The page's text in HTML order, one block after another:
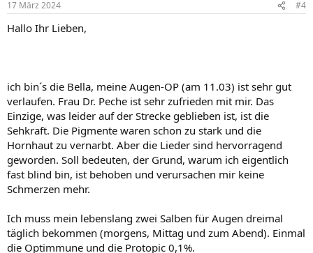
17 März 2024 #4
Hallo Ihr Lieben,
ich bin´s die Bella, meine Augen-OP (am 11.03) ist sehr gut
verlaufen. Frau Dr. Peche ist sehr zufrieden mit mir. Das
Einzige, was leider auf der Strecke geblieben ist, ist die
Sehkraft. Die Pigmente waren schon zu stark und die
Hornhaut zu vernarbt. Aber die Lieder sind hervorragend
geworden. Soll bedeuten, der Grund, warum ich eigentlich
fast blind bin, ist behoben und verursachen mir keine
Schmerzen mehr.
Ich muss mein lebenslang zwei Salben für Augen dreimal
täglich bekommen (morgens, Mittag und zum Abend). Einmal
die Optimmune und die Protopic 0,1%.